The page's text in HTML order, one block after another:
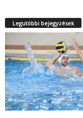
Legutóbbi bejegyzések